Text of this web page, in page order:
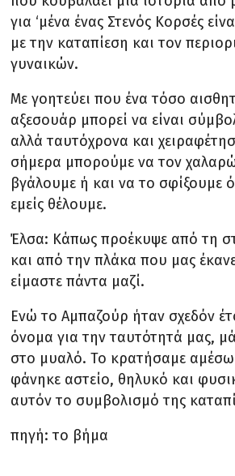
για ‘μένα ένας Στενός Κορσές
με την καταπίεση και τον
γυναικών.
Με γοητεύει που ένα τόσο
αξεσουάρ μπορεί να είναι
αλλά ταυτόχρονα και
σήμερα μπορούμε να τον
βγάλουμε ή και να το σφίξουμε
εμείς θέλουμε.
Έλσα: Κάπως προέκυψε από τη
και από την πλάκα που μας
είμαστε πάντα μαζί.
Ενώ το Αμπαζούρ ήταν σχεδόν
όνομα για την ταυτότητά μας,
στο μυαλό. Το κρατήσαμε
φάνηκε αστείο, θηλυκό και
αυτόν το συμβολισμό της
πηγή: το βήμα